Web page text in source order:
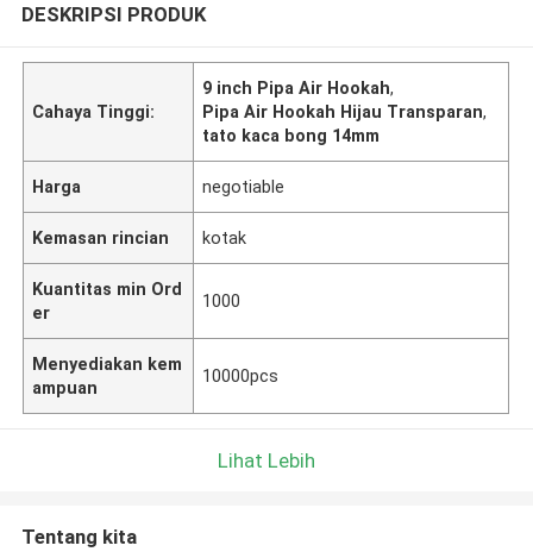
DESKRIPSI PRODUK
Cahaya Tinggi:
9 inch Pipa Air Hookah,
Pipa Air Hookah Hijau Transparan,
tato kaca bong 14mm
Harga negotiable
Kemasan rincian kotak
Kuantitas min Ord
er
1000
Menyediakan kem
ampuan
10000pcs
Lihat Lebih
Tentang kita